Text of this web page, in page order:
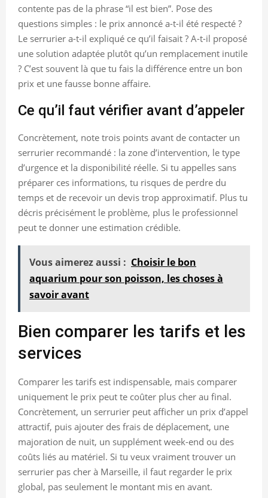
contente pas de la phrase “il est bien”. Pose des
questions simples : le prix annoncé a-t-il été respecté ?
Le serrurier a-t-il expliqué ce qu’il faisait ? A-t-il proposé
une solution adaptée plutôt qu’un remplacement inutile
? C’est souvent là que tu fais la différence entre un bon
prix et une fausse bonne affaire.
Ce qu’il faut vérifier avant d’appeler
Concrètement, note trois points avant de contacter un
serrurier recommandé : la zone d’intervention, le type
d’urgence et la disponibilité réelle. Si tu appelles sans
préparer ces informations, tu risques de perdre du
temps et de recevoir un devis trop approximatif. Plus tu
décris précisément le problème, plus le professionnel
peut te donner une estimation crédible.
Vous aimerez aussi : Choisir le bon
aquarium pour son poisson, les choses à
savoir avant
Bien comparer les tarifs et les
services
Comparer les tarifs est indispensable, mais comparer
uniquement le prix peut te coûter plus cher au final.
Concrètement, un serrurier peut afficher un prix d’appel
attractif, puis ajouter des frais de déplacement, une
majoration de nuit, un supplément week-end ou des
coûts liés au matériel. Si tu veux vraiment trouver un
serrurier pas cher à Marseille, il faut regarder le prix
global, pas seulement le montant mis en avant.